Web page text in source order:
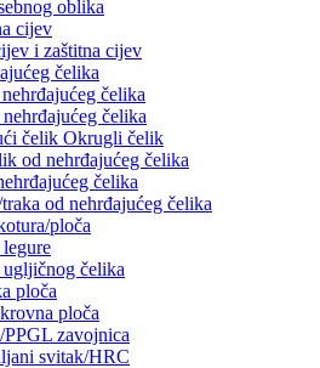
oblika
cijev
i zaštitna cijev
čelika
čelika
čelika
čelik Okrugli čelik
od nehrđajućeg čelika
čelika
od nehrđajućeg čelika
ploča
ugljičnog čelika
ploča
ploča
zavojnica
svitak/HRC